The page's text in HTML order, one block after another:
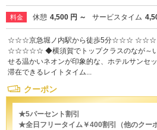
料金 休憩 4,500 円 ～ サービスタイム
☆☆☆京急堀ノ内駅から徒歩5分☆☆☆
☆☆☆☆☆ ◆横須賀でトップクラスのなが～い
せる温かいネオンが印象的な、ホテルサンセ
滞在できるレイトタイム...
クーポン
★5パーセント割引
★全日フリータイム￥400割引（他のクー